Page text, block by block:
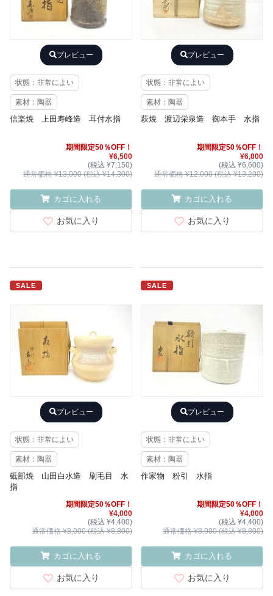
プレビュー
状態：非常によい
素材：陶器
信楽焼 上田寿峰造 耳付水指
期間限定50％OFF！
¥6,500
(税込 ¥7,150)
通常価格 ¥13,000 (税込 ¥14,300)
カゴに入れる
お気に入り
プレビュー
状態：非常によい
素材：陶器
萩焼 渡辺栄泉造 御本手 水指
期間限定50％OFF！
¥6,000
(税込 ¥6,600)
通常価格 ¥12,000 (税込 ¥13,200)
カゴに入れる
お気に入り
SALE
プレビュー
状態：非常によい
素材：陶器
砥部焼 山田白水造 刷毛目 水
指
期間限定50％OFF！
¥4,000
(税込 ¥4,400)
通常価格 ¥8,000 (税込 ¥8,800)
カゴに入れる
お気に入り
SALE
プレビュー
状態：非常によい
素材：陶器
作家物 粉引 水指
期間限定50％OFF！
¥4,000
(税込 ¥4,400)
通常価格 ¥8,000 (税込 ¥8,800)
カゴに入れる
お気に入り